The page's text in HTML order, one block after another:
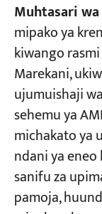
Muhtasari
mipako ya
kiwango
Marekani,
ujumuishaji
sehemu ya
michakato ya
ndani ya eneo
sanifu za
pamoja,